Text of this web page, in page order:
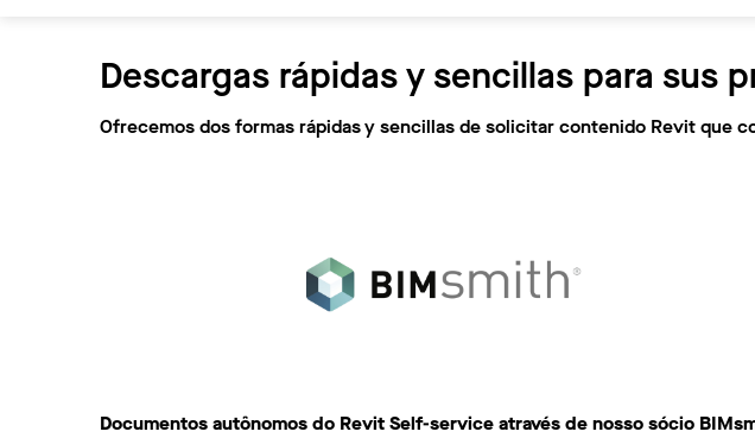
Descargas rápidas y sencillas para sus
Ofrecemos dos formas rápidas y sencillas de solicitar contenido Revit que
Documentos autônomos do Revit Self-service através de nosso sócio